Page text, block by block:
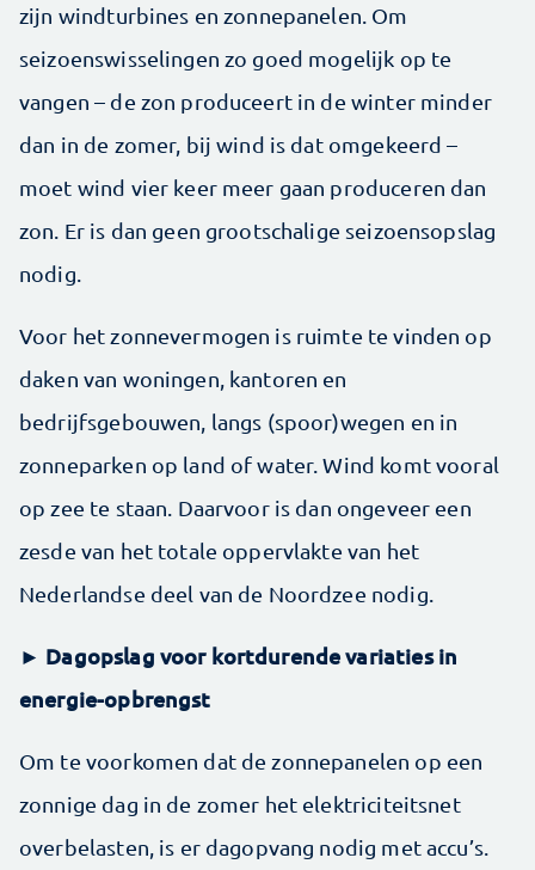
zijn windturbines en zonnepanelen. Om
seizoenswisselingen zo goed mogelijk op te
vangen – de zon produceert in de winter minder
dan in de zomer, bij wind is dat omgekeerd –
moet wind vier keer meer gaan produceren dan
zon. Er is dan geen grootschalige seizoensopslag
nodig.
Voor het zonnevermogen is ruimte te vinden op
daken van woningen, kantoren en
bedrijfsgebouwen, langs (spoor)wegen en in
zonneparken op land of water. Wind komt vooral
op zee te staan. Daarvoor is dan ongeveer een
zesde van het totale oppervlakte van het
Nederlandse deel van de Noordzee nodig.
► Dagopslag voor kortdurende variaties in
energie-opbrengst
Om te voorkomen dat de zonnepanelen op een
zonnige dag in de zomer het elektriciteitsnet
overbelasten, is er dagopvang nodig met accu’s.